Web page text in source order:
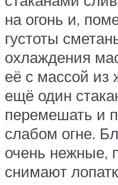
на огонь и,
густоты
охлаждения
её с массой из
ещё один
перемешать и
слабом огне.
очень нежные,
снимают